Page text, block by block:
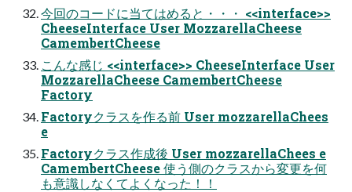
今回のコードに当てはめると・・・ <<interface>>
CheeseInterface User MozzarellaCheese
CamembertCheese
こんな感じ <<interface>> CheeseInterface User
MozzarellaCheese CamembertCheese
Factory
Factoryクラスを作る前 User mozzarellaChees
e
Factoryクラス作成後 User mozzarellaChees e
CamembertCheese 使う側のクラスから変更を何
も意識しなくてよくなった！！